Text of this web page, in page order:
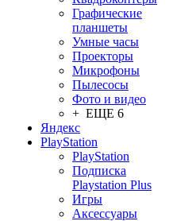
Графические
планшеты
Умные часы
Проекторы
Микрофоны
Пылесосы
Фото и видео
+ ЕЩЕ 6
Яндекс
PlayStation
PlayStation
Подписка
Playstation Plus
Игры
Аксессуары